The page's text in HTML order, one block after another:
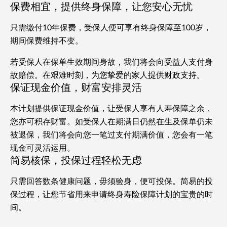
保费相宜，提供终身保障，让您安心无忧
只需缴付10年保费，受保人便可享有终身保障至100岁，
期间保费维持不变。
若受保人在保单生效期间身故，我们将会向受益人支付身
故赔偿。在艰难时刻，为您挚爱的家人提供财政支持。
保证现金价值，财富安排灵活
本计划提供保证现金价值，让受保人享有人寿保障之余，
您亦可积存财富。如受保人在期满日仍然在生及保单仍未
被退保，我们将会向您一笔过支付期满价值，您会有一笔
现金可灵活运用。
简易核保，投保过程轻松无虑
只需回答数条健康问题，毋须验身，便可投保。简易的投
保过程，让您节省用来申请终身寿险保障计划的宝贵的时
间。